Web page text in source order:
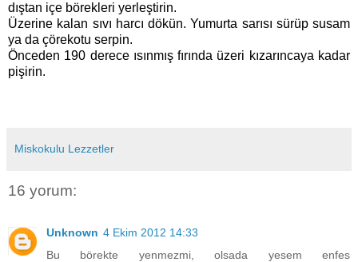
dıştan içe börekleri yerleştirin.
Üzerine kalan sıvı harcı dökün. Yumurta sarısı sürüp susam
ya da çörekotu serpin.
Önceden 190 derece ısınmış fırında üzeri kızarıncaya kadar
pişirin.
Miskokulu Lezzetler
16 yorum:
Unknown 4 Ekim 2012 14:33
Bu börekte yenmezmi, olsada yesem enfes